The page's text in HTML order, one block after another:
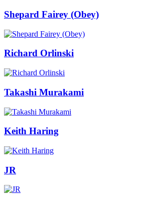
Shepard Fairey (Obey)
Richard Orlinski
Takashi Murakami
Keith Haring
JR